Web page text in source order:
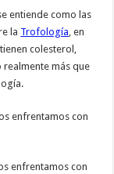
entiende como las
la Trofología, en
colesterol,
realmente más que
enfrentamos con
enfrentamos con